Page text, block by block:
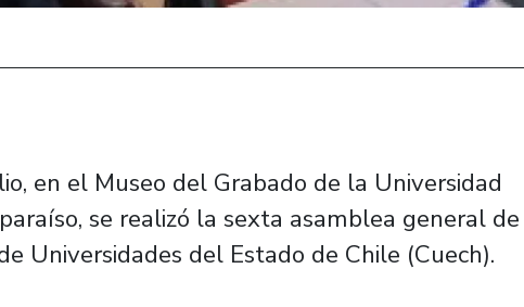
en el Museo del Grabado de la Universidad
se realizó la sexta asamblea general de
Universidades del Estado de Chile (Cuech).